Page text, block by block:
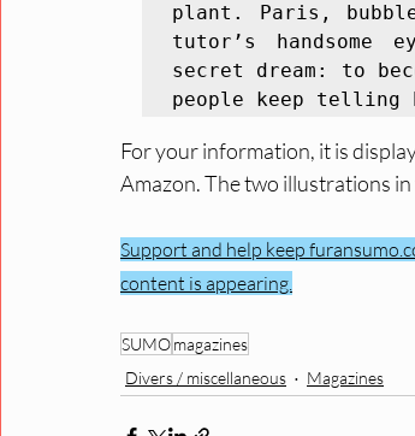
plant. Paris,
tutor’s handsome
secret dream: to
people keep telling
For your information, it is
Amazon. The two illustrations
Support and help keep
content is appearing.
SUMOmagazines
Divers / miscellaneous
Magazines